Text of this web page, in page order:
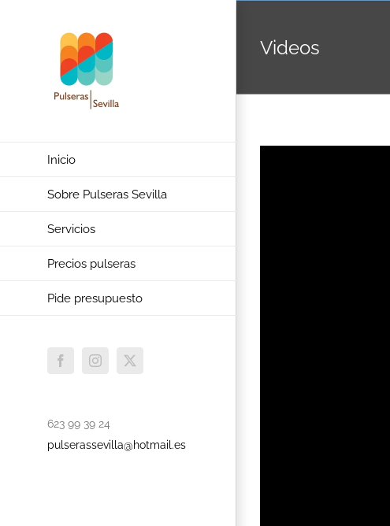
Inicio
Sobre Pulseras Sevilla
Servicios
Precios pulseras
Pide presupuesto
FacebookInstagram
X
623 99 39 24
pulserassevilla@hotmail.es
Videos